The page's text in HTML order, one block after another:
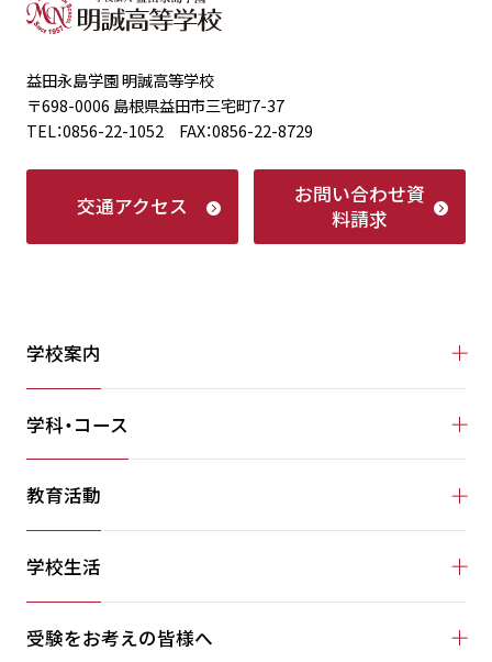
益田永島学園 明誠高等学校
〒698-0006 島根県益田市三宅町7-37
TEL：0856-22-1052 FAX：0856-22-8729
交通アクセス お問い合わせ資
料請求
学校案内
学科・コース
教育活動
学校生活
受験をお考えの皆様へ